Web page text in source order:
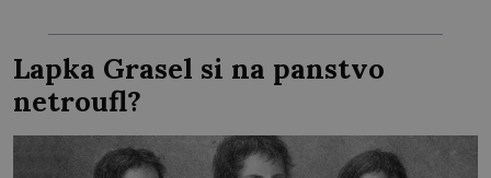
jim potvrdí také to, že na něj během výslechů
nikdo nevyvíjel fyzický ani psychický nátlak.
Syn brněnského řezníka chce být knězem a
[…]
Lapka Grasel si na panstvo
netroufl?